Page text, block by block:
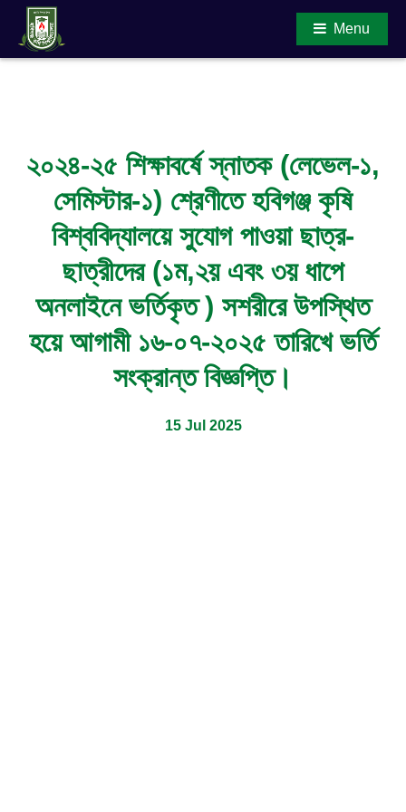
Menu
২০২৪-২৫ শিক্ষাবর্ষে স্নাতক (লেভেল-১,
সেমিস্টার-১) শ্রেণীতে হবিগঞ্জ কৃষি
বিশ্ববিদ্যালয়ে সুযোগ পাওয়া ছাত্র-
ছাত্রীদের (১ম,২য় এবং ৩য় ধাপে
অনলাইনে ভর্তিকৃত ) সশরীরে উপস্থিত
হয়ে আগামী ১৬-০৭-২০২৫ তারিখে ভর্তি
সংক্রান্ত বিজ্ঞপ্তি।
15 Jul 2025